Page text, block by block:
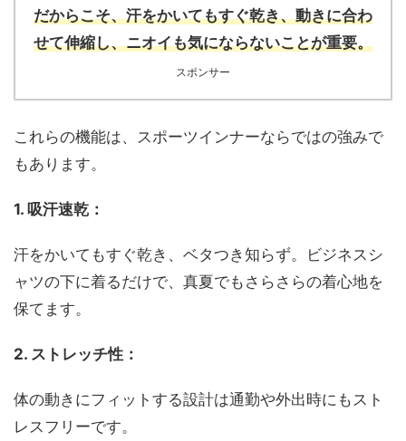
だからこそ、汗をかいてもすぐ乾き、動きに合わ
せて伸縮し、ニオイも気にならないことが重要。
スポンサー
これらの機能は、スポーツインナーならではの強みで
もあります。
1. 吸汗速乾：
汗をかいてもすぐ乾き、ベタつき知らず。ビジネスシ
ャツの下に着るだけで、真夏でもさらさらの着心地を
保てます。
2. ストレッチ性：
体の動きにフィットする設計は通勤や外出時にもスト
レスフリーです。